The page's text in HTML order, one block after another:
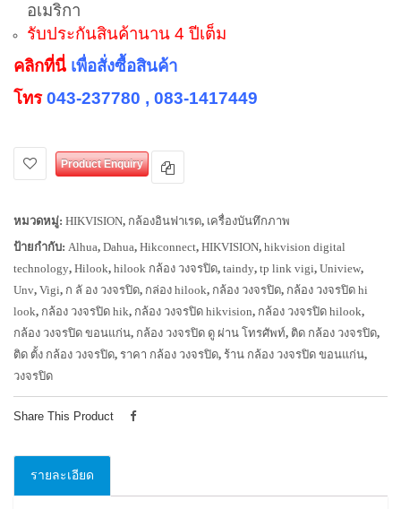
อเมริกา
รับประกันสินค้านาน 4 ปีเต็ม
คลิกที่นี่ เพื่อสั่งซื้อสินค้า
โทร043-237780 , 083-1417449
Product Enquiry
หมวดหมู่: HIKVISION, กล้องอินฟาเรด, เครื่องบันทึกภาพ
ป้ายกำกับ: Alhua, Dahua, Hikconnect, HIKVISION, hikvision digital
technology, Hilook, hilook กล้อง วงจรปิด, taindy, tp link vigi, Uniview,
Unv, Vigi, ก ลั อง วงจรปิด, กล่อง hilook, กล้อง วงจรปิด, กล้อง วงจรปิด hi
look, กล้อง วงจรปิด hik, กล้อง วงจรปิด hikvision, กล้อง วงจรปิด hilook,
กล้อง วงจรปิด ขอนแก่น, กล้อง วงจรปิด ดู ผ่าน โทรศัพท์, ติด กล้อง วงจรปิด,
ติด ตั้ง กล้อง วงจรปิด, ราคา กล้อง วงจรปิด, ร้าน กล้อง วงจรปิด ขอนแก่น,
วงจรปิด
Share This Product
รายละเอียด